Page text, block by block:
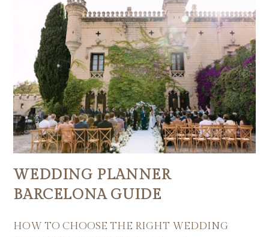
WEDDING PLANNER
BARCELONA GUIDE
HOW TO CHOOSE THE RIGHT WEDDING